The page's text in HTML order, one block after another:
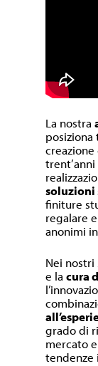
La nostra
posiziona
soluzioni
finiture
regalare
anonimi
Nei
e lacura
grado di
mercato
tendenze